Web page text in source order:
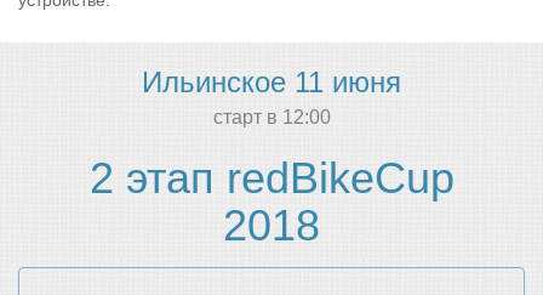
Ильинское 11 июня
cтарт в 12:00
2 этап redBikeCup
2018